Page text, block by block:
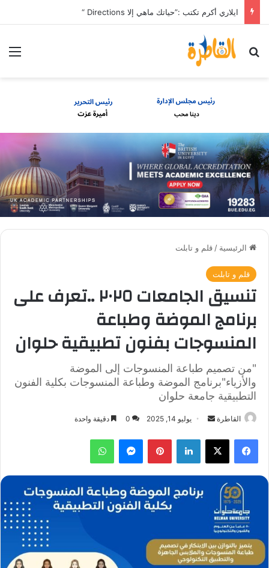
ايلاري أكرم تكتب :”حياتك ماهي إلا Directions “
بحث عن
الرئيسية / قلم و تابلت
قلم و تابلت
تنسيق الجامعات ٢٠٢٥ ..تعرف على
برنامج الموضة وطباعة
المنسوجات بفنون تطبيقية حلوان
"من تصميم طباعة المنسوجات إلى الموضة
والأزياء"برنامج الموضة وطباعة المنسوجات بكلية الفنون
التطبيقية جامعة حلوان
القاطرة
أرسل
إلكترونيا
يوليو 14, 2025 0 دقيقة واحدة
فيسبوك ‫X لينكدإن بينتيريستماسنجر واتساب